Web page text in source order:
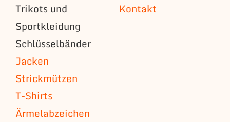
Trikots und
Sportkleidung
Schlüsselbänder
Jacken
Strickmützen
T-Shirts
Ärmelabzeichen
Kontakt